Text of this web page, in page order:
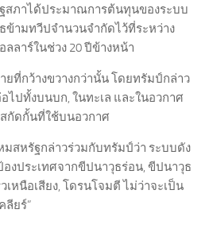
สภาได้ประมาณการต้นทุนของระบบ
ามทวีปจำนวนจำกัดไว้ที่ระหว่าง
ลลาร์ในช่วง 20 ปีข้างหน้า
ยที่กว้างขวางกว่านั้น โดยทรัมป์กล่าว
ไปทั้งบนบก, ในทะเล และในอวกาศ
สกัดกั้นที่ใช้บนอวกาศ
มสหรัฐกล่าวร่วมกับทรัมป์ว่า ระบบดัง
งประเทศจากขีปนาวุธร่อน, ขีปนาวุธ
หนือเสียง, โดรนโจมตี ไม่ว่าจะเป็น
ลียร์”